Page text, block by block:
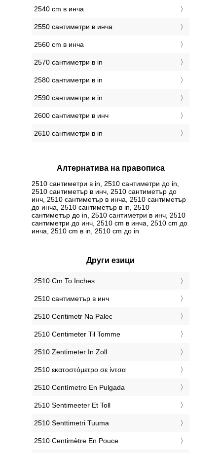
2540 cm в инча
2550 сантиметри в инча
2560 cm в инча
2570 сантиметри в in
2580 сантиметри в in
2590 сантиметри в in
2600 сантиметри в инч
2610 сантиметри в in
Алтернатива на правописа
2510 сантиметри в in, 2510 сантиметри до in,
2510 сантиметър в инч, 2510 сантиметър до
инч, 2510 сантиметър в инча, 2510 сантиметър
до инча, 2510 сантиметър в in, 2510
сантиметър до in, 2510 сантиметри в инч, 2510
сантиметри до инч, 2510 cm в инча, 2510 cm до
инча, 2510 cm в in, 2510 cm до in
Други езици
‎2510 Cm To Inches
‎2510 сантиметър в инч
‎2510 Centimetr Na Palec
‎2510 Centimeter Til Tomme
‎2510 Zentimeter In Zoll
‎2510 εκατοστόμετρο σε ίντσα
‎2510 Centímetro En Pulgada
‎2510 Sentimeeter Et Toll
‎2510 Senttimetri Tuuma
‎2510 Centimètre En Pouce